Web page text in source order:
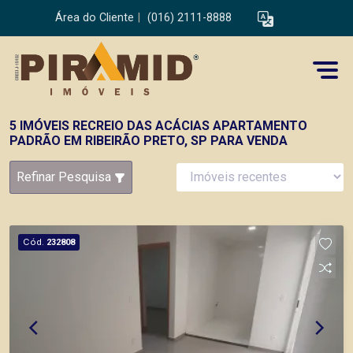
Área do Cliente (016) 2111-8888
5 IMÓVEIS RECREIO DAS ACÁCIAS APARTAMENTO
PADRÃO EM RIBEIRÃO PRETO, SP PARA VENDA
Refinar Pesquisa
Cód. 232808